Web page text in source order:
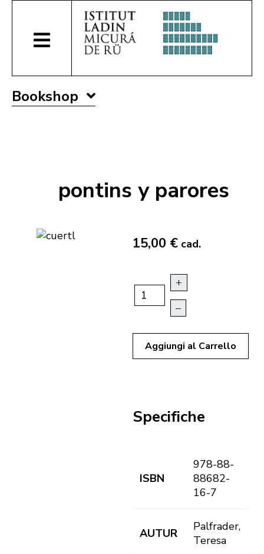
Bookshop
pontins y parores
15,00 € cad.
+
–
Aggiungi al Carrello
Specifiche
ISBN
978-88-
88682-
16-7
AUTUR
Palfrader,
Teresa